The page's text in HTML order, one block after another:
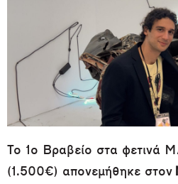
Το 1ο Βραβείο στα φετινά
(1.500€) απονεμήθηκε στον